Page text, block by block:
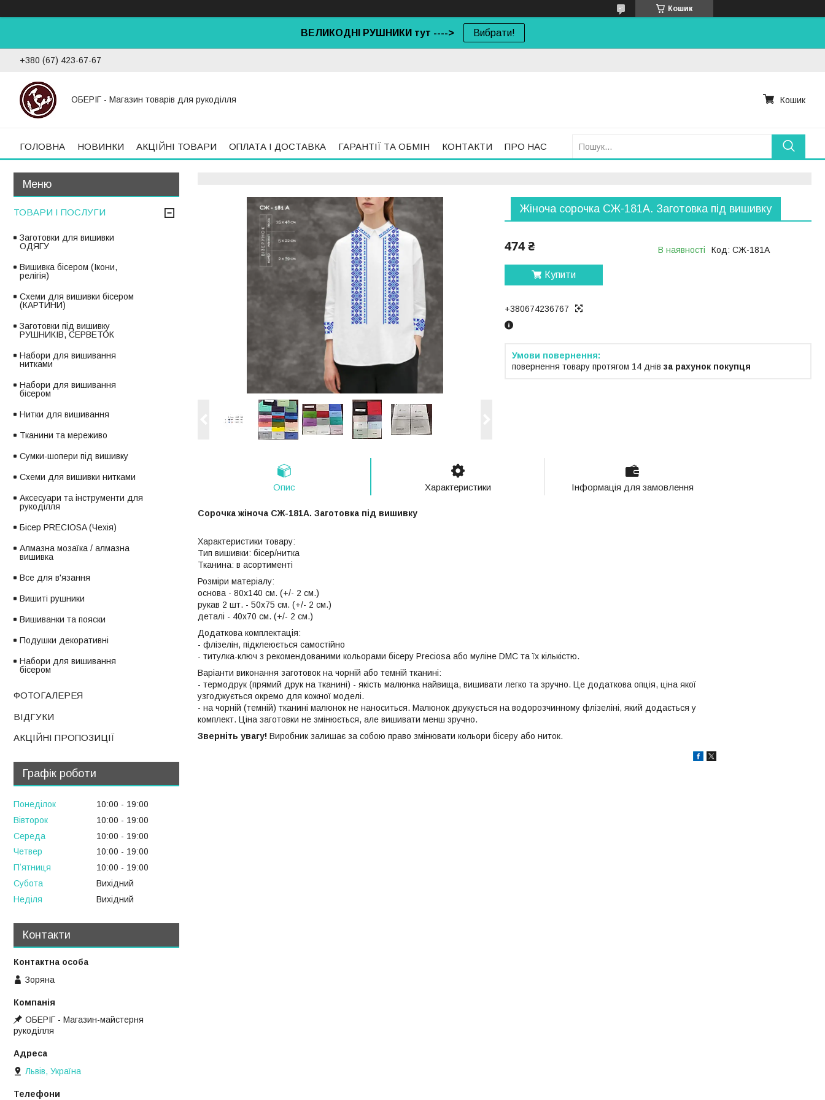
Кошик
ВЕЛИКОДНІ РУШНИКИ тут ----> Вибрати!
+380 (67) 423-67-67
ОБЕРІГ - Магазин товарів для рукоділля Кошик
ГОЛОВНА НОВИНКИ АКЦІЙНІ ТОВАРИ ОПЛАТА І ДОСТАВКА ГАРАНТІЇ ТА ОБМІН КОНТАКТИ ПРО НАС
Жіноча сорочка СЖ-181A. Заготовка під вишивку
474 ₴ В наявності Код: СЖ-181A
Купити
+380674236767
повернення товару протягом 14 днів за рахунок покупця
Опис Характеристики Інформація для замовлення
Сорочка жіноча СЖ-181A. Заготовка під вишивку
Характеристики товару:
Тип вишивки: бісер/нитка
Тканина: в асортименті
Розміри матеріалу:
основа - 80х140 см. (+/- 2 см.)
рукав 2 шт. - 50х75 см. (+/- 2 см.)
деталі - 40х70 см. (+/- 2 см.)
Додаткова комплектація:
- флізелін, підклеюється самостійно
- титулка-ключ з рекомендованими кольорами бісеру Preciosa або муліне DMC та їх кількістю.
Варіанти виконання заготовок на чорній або темній тканині:
- термодрук (прямий друк на тканині) - якість малюнка найвища, вишивати легко та зручно. Це додаткова опція, ціна якої
узгоджується окремо для кожної моделі.
- на чорній (темній) тканині малюнок не наноситься. Малюнок друкується на водорозчинному флізеліні, який додається у
комплект. Ціна заготовки не змінюється, але вишивати менш зручно.
Зверніть увагу! Виробник залишає за собою право змінювати кольори бісеру або ниток.
ТОВАРИ І ПОСЛУГИ
Заготовки для вишивки
ОДЯГУ
Вишивка бісером (Ікони,
релігія)
Схеми для вишивки бісером
(КАРТИНИ)
Заготовки під вишивку
РУШНИКІВ, СЕРВЕТОК
Набори для вишивання
нитками
Набори для вишивання
бісером
Нитки для вишивання
Тканини та мереживо
Сумки-шопери під вишивку
Схеми для вишивки нитками
Аксесуари та інструменти для
рукоділля
Бісер PRECIOSA (Чехія)
Алмазна мозаїка / алмазна
вишивка
Все для в'язання
Вишиті рушники
Вишиванки та пояски
Подушки декоративні
Набори для вишивання
бісером
ФОТОГАЛЕРЕЯ
ВІДГУКИ
АКЦІЙНІ ПРОПОЗИЦІЇ
Графік роботи
Понеділок 10:00
19:00
Вівторок
10:00
19:00
Середа
10:00
19:00
Четвер
10:00
19:00
Пʼятниця
10:00
19:00
Субота
Вихідний
Неділя
Вихідний
Контакти
Зоряна
ОБЕРІГ - Магазин-майстерня
рукоділля
Львів, Україна